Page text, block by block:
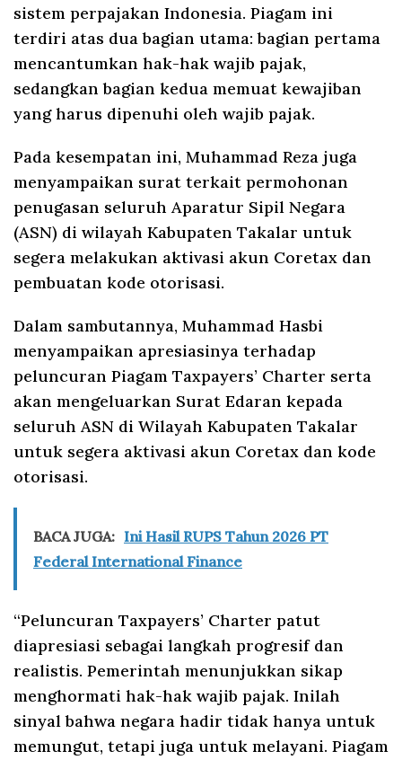
sistem perpajakan Indonesia. Piagam ini
terdiri atas dua bagian utama: bagian pertama
mencantumkan hak-hak wajib pajak,
sedangkan bagian kedua memuat kewajiban
yang harus dipenuhi oleh wajib pajak.
Pada kesempatan ini, Muhammad Reza juga
menyampaikan surat terkait permohonan
penugasan seluruh Aparatur Sipil Negara
(ASN) di wilayah Kabupaten Takalar untuk
segera melakukan aktivasi akun Coretax dan
pembuatan kode otorisasi.
Dalam sambutannya, Muhammad Hasbi
menyampaikan apresiasinya terhadap
peluncuran Piagam Taxpayers’ Charter serta
akan mengeluarkan Surat Edaran kepada
seluruh ASN di Wilayah Kabupaten Takalar
untuk segera aktivasi akun Coretax dan kode
otorisasi.
BACA JUGA: Ini Hasil RUPS Tahun 2026 PT
Federal International Finance
“Peluncuran Taxpayers’ Charter patut
diapresiasi sebagai langkah progresif dan
realistis. Pemerintah menunjukkan sikap
menghormati hak-hak wajib pajak. Inilah
sinyal bahwa negara hadir tidak hanya untuk
memungut, tetapi juga untuk melayani. Piagam